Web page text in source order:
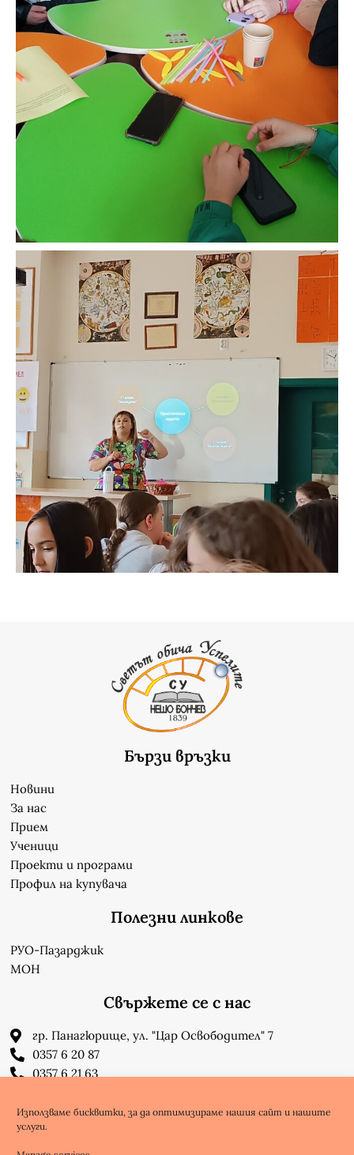
Използваме бисквитки, за да оптимизираме нашия сайт и нашите
услуги.
Бързи връзки
Новини
За нас
Прием
Ученици
Проекти и програми
Профил на купувача
Полезни линкове
РУО-Пазарджик
МОН
Свържете се с нас
гр. Панагюрище, ул. "Цар Освободител" 7
0357 6 20 87
0357 6 21 63
info-1302623@edu.mon.bg
Facebook
Youtube